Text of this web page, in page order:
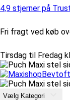
4,9 stjerner på
Fri fragt ved køb
Tirsdag til Fredag
Vælg Kategori